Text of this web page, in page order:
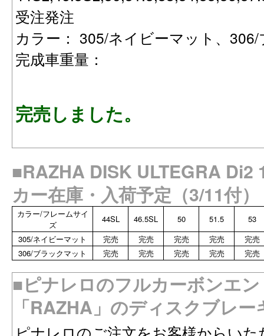
受注発注
カラー： 305/ネイビーマット、
完成車重量：
完売しました。
■RAZHA DISK ULTEGRA Di2
カー在庫・入荷予定（3/11付）
カラー/フレームサイ
ズ
44SL 46.5SL 50 51.5
53
305/ネイビーマット
完売 完売 完売 完売
完売
306/ブラックマット
完売 完売 完売 完売 完売
■ピナレロのフルカーボンエ
「RAZHA」のディスクブレー